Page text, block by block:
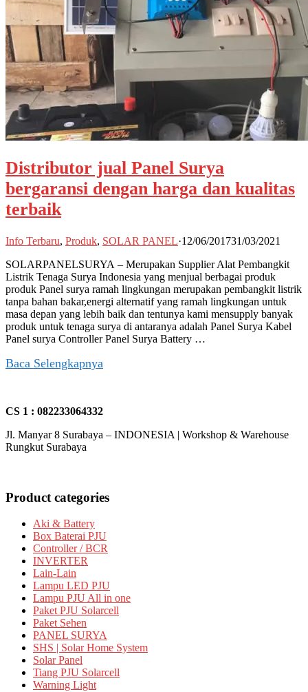
Distributor jual Panel Surya
bergaransi dengan harga dan kualitas
terbaik
Info Terbaru, Produk, SOLAR PANEL·12/06/201731/03/2021
SOLARPANELSURYA – Merupakan Supplier Alat Pembangkit
Listrik Tenaga Surya Indonesia yang menjual berbagai produk
produk Panel surya ramah lingkungan merupakan pembangkit listrik
tanpa bahan bakar,energi alternatif yang ramah lingkungan untuk
masa depan yang lebih baik dan tentunya kami mensupply banyak
produk untuk tenaga surya di antaranya adalah Panel Surya Kabel
Panel surya Controller Panel Surya Battery …
Baca Selengkapnya
CS 1 : 082233064332
Jl. Manyar 8 Surabaya – INDONESIA | Workshop & Warehouse
Rungkut Surabaya
Product categories
Aki & Battery
Box Baterai PJU
Controller / BCR
INVERTER
Lain-Lain
Lampu LED PJU
Lampu PJU All in one
Paket PJU Solarcell
Paket Sehen
PANEL SURYA
SHS | Solar Home System
Solar Panel
Tiang PJU Solarcell
Warning Light